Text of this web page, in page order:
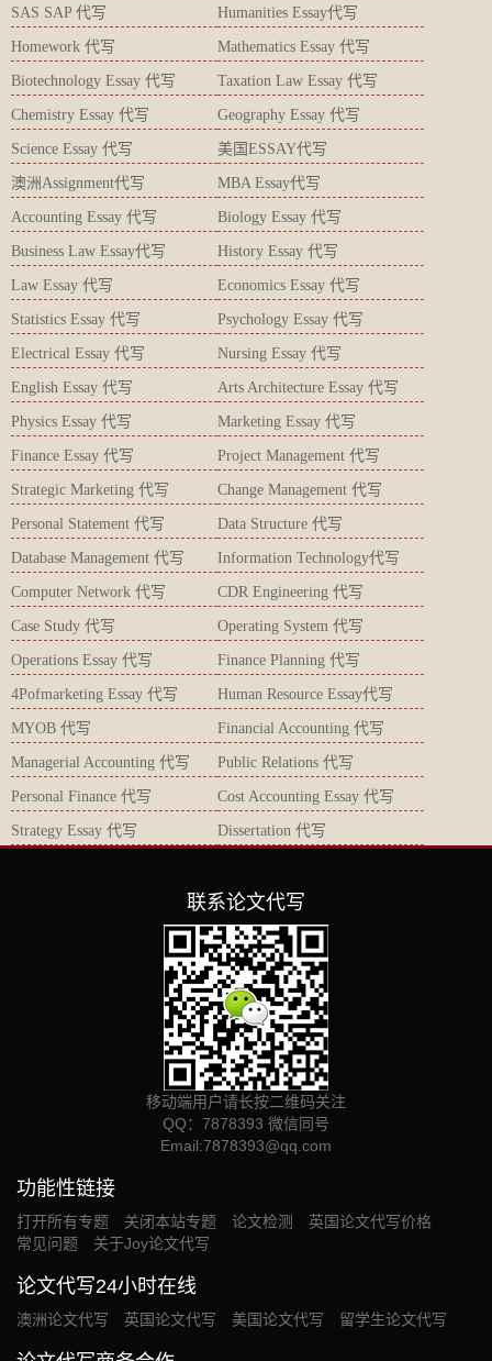
SAS SAP 代写 Humanities Essay代写
Homework 代写 Mathematics Essay 代写
Biotechnology Essay 代写 Taxation Law Essay 代写
Chemistry Essay 代写 Geography Essay 代写
Science Essay 代写 美国ESSAY代写
澳洲Assignment代写 MBA Essay代写
Accounting Essay 代写 Biology Essay 代写
Business Law Essay代写 History Essay 代写
Law Essay 代写 Economics Essay 代写
Statistics Essay 代写 Psychology Essay 代写
Electrical Essay 代写 Nursing Essay 代写
English Essay 代写 Arts Architecture Essay 代写
Physics Essay 代写 Marketing Essay 代写
Finance Essay 代写 Project Management 代写
Strategic Marketing 代写 Change Management 代写
Personal Statement 代写 Data Structure 代写
Database Management 代写 Information Technology代写
Computer Network 代写 CDR Engineering 代写
Case Study 代写 Operating System 代写
Operations Essay 代写 Finance Planning 代写
4Pofmarketing Essay 代写 Human Resource Essay代写
MYOB 代写 Financial Accounting 代写
Managerial Accounting 代写 Public Relations 代写
Personal Finance 代写 Cost Accounting Essay 代写
Strategy Essay 代写 Dissertation 代写
联系论文代写
移动端用户请长按二维码关注
QQ：7878393 微信同号
Email:7878393@qq.com
功能性链接
打开所有专题 关闭本站专题 论文检测
英国论文代写价格
常见问题
关于Joy论文代写
论文代写24小时在线
澳洲论文代写 英国论文代写 美国论文代写 留学生论文代写